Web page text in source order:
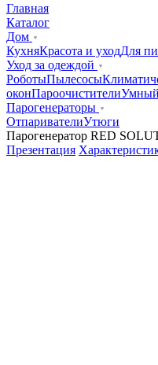
Главная
Каталог
Дом
КухняКрасота и уходДля
Уход за одеждой
РоботыПылесосы
оконПароочистители
Парогенераторы
ОтпаривателиУтюги
Парогенератор RED
Презентация